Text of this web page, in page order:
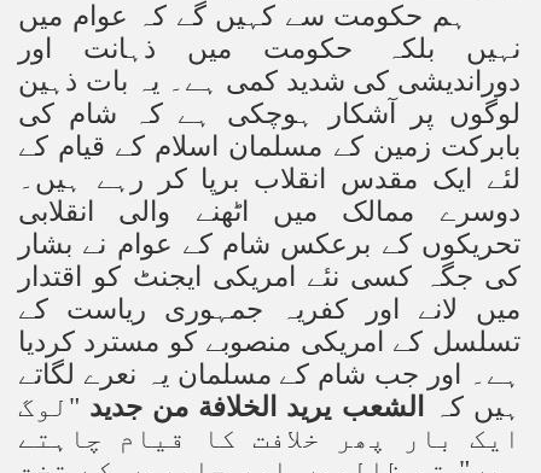
ہم حکومت سے کہیں گے کہ عوام میں
نہیں بلکہ حکومت میں ذہانت اور
دوراندیشی کی شدید کمی ہے۔ یہ بات ذہین
لوگوں پر آشکار ہوچکی ہے کہ شام کی
بابرکت زمین کے مسلمان اسلام کے قیام کے
لئے ایک مقدس انقلاب برپا کر رہے ہیں۔
دوسرے ممالک میں اٹھنے والی انقلابی
تحریکوں کے برعکس شام کے عوام نے بشار
کی جگہ کسی نئے امریکی ایجنٹ کو اقتدار
میں لانے اور کفریہ جمہوری ریاست کے
تسلسل کے امریکی منصوبے کو مسترد کردیا
ہے۔ اور جب شام کے مسلمان یہ نعرے لگاتے
ہیں کہ
الشعب یرید الخلافة من جدید "لوگ
ایک بار پھر خلافت کا قیام چاہتے